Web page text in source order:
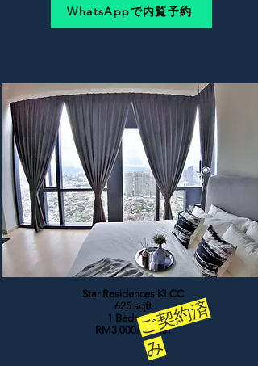
WhatsAppで内覧予約
Star Residences KLCC
625 sqft
1 Bedroom
RM3,000/monthご
契
約
済
み